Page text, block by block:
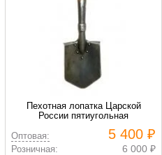
Пехотная лопатка Царской
России пятиугольная
Оптовая:
5 400 ₽
Розничная: 6 000 ₽